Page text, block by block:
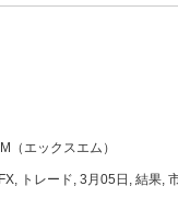
（エックスエム）
FX トレード 3月05日 結果